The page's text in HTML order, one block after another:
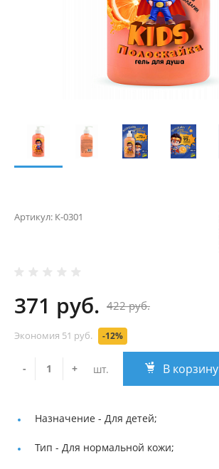
Артикул: К-0301
371 руб. 422 руб.
Экономия 51 руб. -12%
- + шт. В корзину
Назначение - Для детей;
Тип - Для нормальной кожи;